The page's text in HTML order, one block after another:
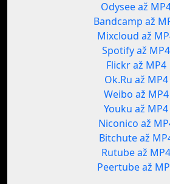
Odysee až
Bandcamp až
Mixcloud až
Spotify až MP4
Flickr až MP4
Ok.Ru až MP4
Weibo až MP4
Youku až MP4
Niconico až
Bitchute až
Rutube až MP4
Peertube až